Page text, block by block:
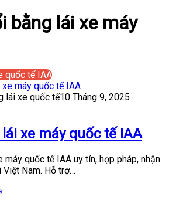
bằng lái xe máy
quốc tế IAA
lái xe quốc tế10 Tháng 9, 2025
xe máy quốc tế IAA
quốc tế IAA uy tín, hợp pháp, nhận
Việt Nam. Hỗ trợ…